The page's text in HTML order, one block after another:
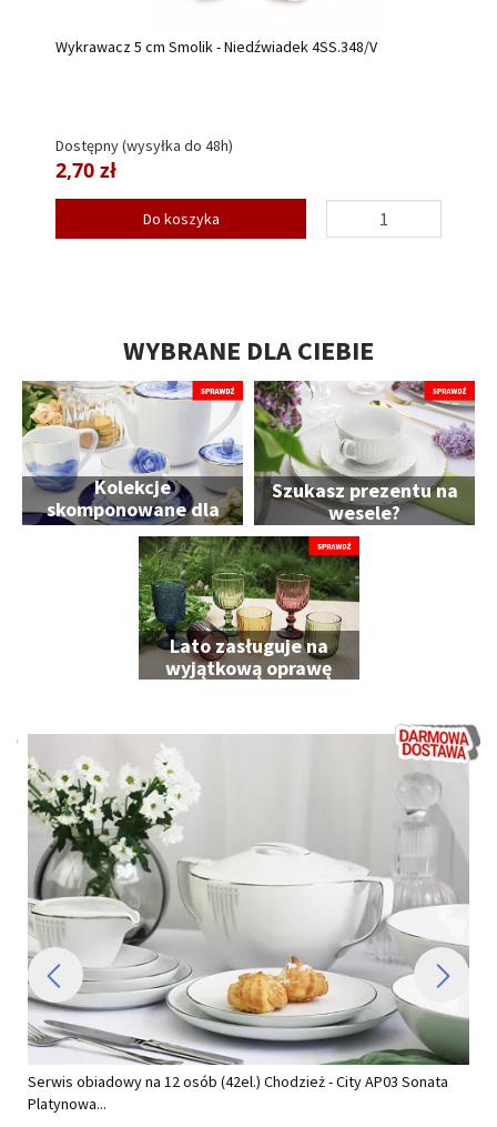
Wykrawacz 5 cm Smolik - Niedźwiadek 4SS.348/V
Dostępny (wysyłka do 48h)
2,70 zł
Do koszyka
WYBRANE DLA CIEBIE
Kolekcje
skomponowane dla
Ciebie
Szukasz prezentu na
wesele?
Lato zasługuje na
wyjątkową oprawę
Serwis obiadowy na 12 osób (42el.) Chodzież - City AP03 Sonata
Platynowa...